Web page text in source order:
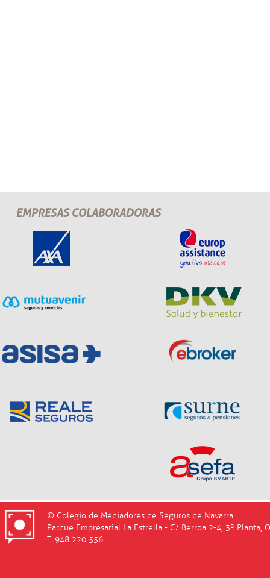
EMPRESAS COLABORADORAS
© Colegio de Mediadores de Seguros de Navarra
Parque Empresarial La Estrella - C/ Berroa 2-4, 3ª Planta,
T. 948 220 556